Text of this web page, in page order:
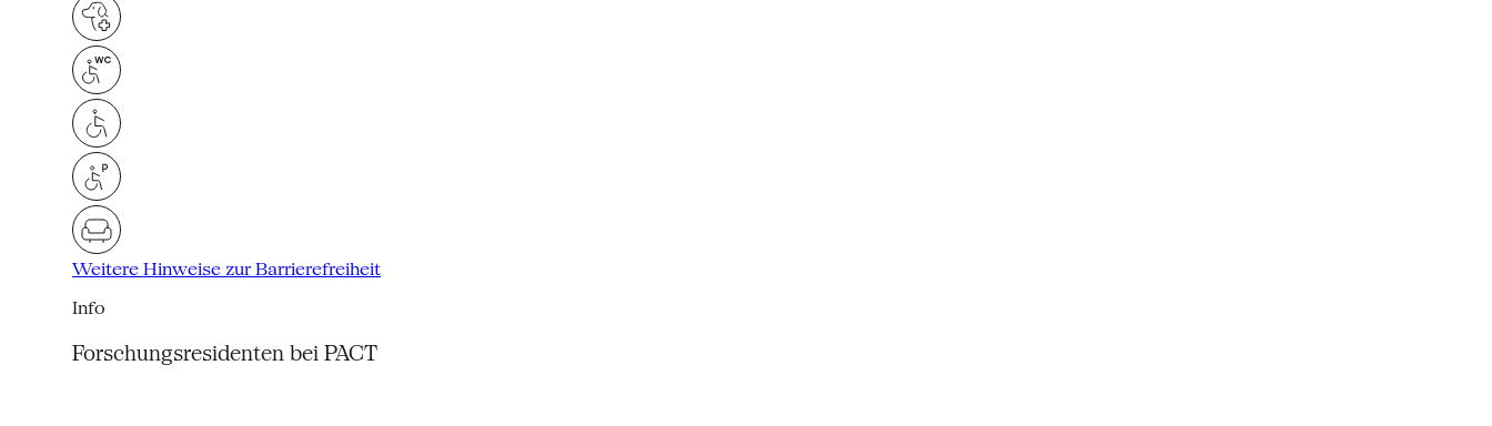
Weitere Hinweise zur Barrierefreiheit
Info
Forschungsresidenten bei PACT